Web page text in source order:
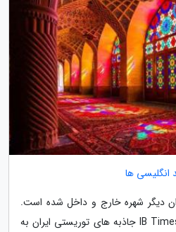
انگلیسی ها
دیگر شهره خارج و داخل شده است.
اخیرا در گزارشی از خبرگزاری IB Times جاذبه های توریستی ایران به